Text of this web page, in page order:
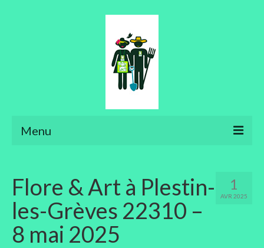
Menu
Aménager son jardin
Art floral
Bonsaïs
1
AVR 2025
Flore & Art à Plestin-
les-Grèves 22310 –
8 mai 2025